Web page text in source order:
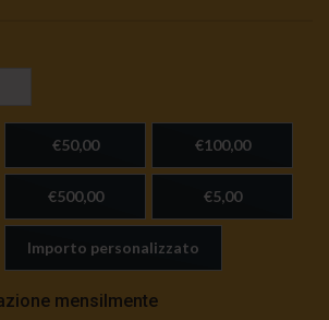
€50,00 €100,00
€500,00 €5,00
Importo personalizzato
mensilmente